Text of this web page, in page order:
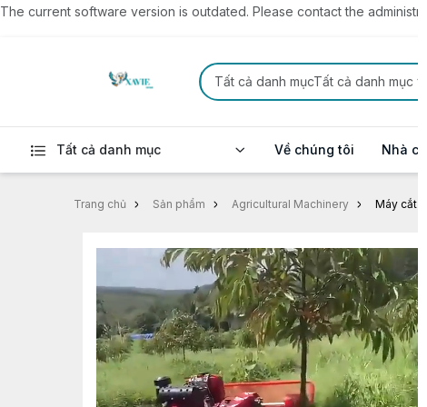
The current software version is outdated. Please contact the
Tất cả danh mụcTất cả danh mục
Tất cả danh mục Về chúng tôi Nhà
Trang chủ Sản phẩm Agricultural Machinery Máy cắt